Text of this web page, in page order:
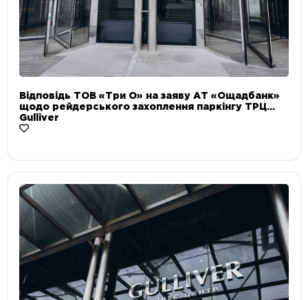
Відповідь ТОВ «Три О» на заяву АТ «Ощадбанк»
щодо рейдерського захоплення паркінгу ТРЦ
Gulliver